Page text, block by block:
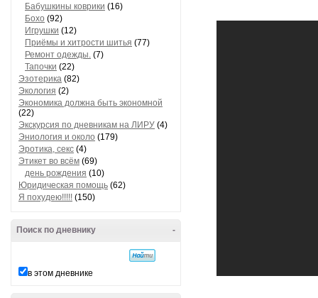
Бабушкины коврики (16)
Бохо (92)
Игрушки (12)
Приёмы и хитрости шитья (77)
Ремонт одежды. (7)
Тапочки (22)
Эзотерика (82)
Экология (2)
Экономика должна быть экономной
(22)
Экскурсия по дневникам на ЛИРУ (4)
Эниология и около (179)
Эротика, секс (4)
Этикет во всём (69)
день рождения (10)
Юридическая помощь (62)
Я похудею!!!!! (150)
-
Поиск по дневнику
в этом дневнике